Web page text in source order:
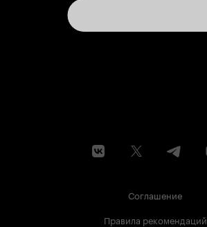
Соглашение
Правила рекомендаций